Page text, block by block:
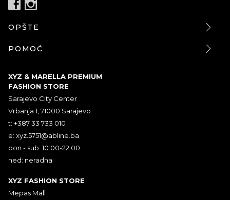
OPŠTE
POMOĆ
XYZ & MARELLA PREMIUM
FASHION STORE
Sarajevo City Center
Vrbanja 1, 71000 Sarajevo
t: +387 33 733 010
e: xyz.5751@abline.ba
pon - sub: 10:00-22:00
ned: neradna
XYZ FASHION STORE
Mepas Mall